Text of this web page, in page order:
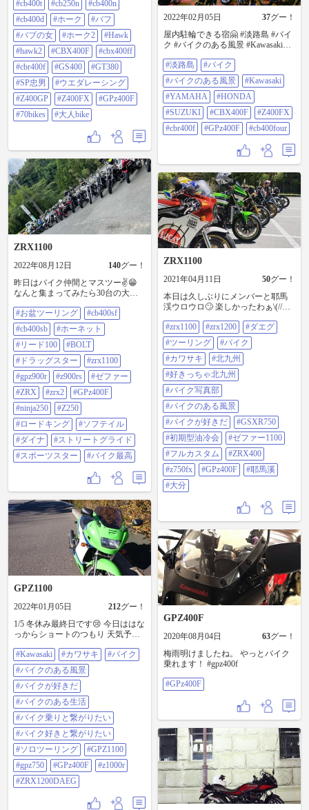
#beetracing #当時物 #旧車 #cb250t
#cb400t #cb250n #cb400n #cb400d #ホ
ーク #バブ #バブの女 #ホーク2
#hawk #hawk2 #cbx400f #cbx400ff
#cbr400f #gs400 #gt380 #sp忠男 #ウ
エダレーシング #z400gp #z400fx
#gpz400f #70bikes #大人bike
#cb400t #cb250n
#cb400n
#cb400d
#ホーク
#バフ
#バブの女
#ホーク2
#Hawk
#hawk2
#CBX400F
#cbx400ff
#cbr400f
#GS400
#GT380
#SP忠男
#ウエダレーシング
#Z400GP
#Z400FX
#GPz400F
#70bikes
#大人bike
ZRX1100
2022年08月12日 140グー！
昨日はバイク仲間とマスツー✌️😁
なんと集まってみたら30台の大部
と圧巻でした😆 色んなバイクをじ
っくり眺められて大満足🤤 #お盆ツ
ーリング#CB400SF#CB400SB#ホー
ネット#リード100#BOLT#ドラッグ
スター
#ZRX1100#GPZ900R#Z900RS#ゼフ
ァー
x#ZRX#ZRX2#GPz400F#ninja250#Z2
50#ロードキング#ソフテイル#ダイ
ナ#ストリートグライド#スポーツ
スター#バイク最高
#お盆ツーリング
#cb400sf
#cb400sb
#ホーネット
#リード100
#BOLT
#ドラッグスター
#zrx1100
#gpz900r
#z900rs
#ゼファー
#ZRX
#zrx2
#GPz400F
#ninja250
#Z250
#ロードキング
#ソフテイル
#ダイナ
#ストリートグライド
#スポーツスター
#バイク最高
2022年02月05日 37グー！
屋内駐輪できる宿🤗 #淡路島 #バイ
ク #バイクのある風景 #Kawasaki
#CBX400F #Z400FX #cbr400f
#GPz400F #cb400four
#淡路島
#バイク
#バイクのある風景
#Kawasaki
#YAMAHA
#HONDA
#SUZUKI
#CBX400F
#Z400FX
#cbr400f
#GPz400F #cb400four
GPZ1100
2022年01月05日 212グー！
1/5 冬休み最終日です😢 今日ははな
っからショートのつもり 天気予報
タック→半原→宮ヶ瀬→キタック
最近お気に入りの半原経由からの
宮ヶ瀬 道中オギノパンの前を横切
るのですが 駐輪場のバイクの多さ
で宮ヶ瀬の駐車場の 混み具合がわ
かってきたような気がします🤨 今
日はもちのろんガラガラ😏 ってな
わけで宮ヶ瀬もガラガラ😁 宮ヶ瀬
では空冷GPzにお乗りの顔見知りさ
んに お声掛け頂き僭越ながらバイ
ク並べで📸 前日と違ってご満悦で
キタックです🏡 #Kawasaki #カワサ
キ #バイク #バイクのある風景 #バ
イクが好きだ #バイクのある生活 #
バイク乗りと繋がりたい #バイク好
#Kawasaki #カワサキ
#バイク
#バイクのある風景
#バイクが好きだ
#バイクのある生活
#バイク乗りと繋がりたい
#バイク好きと繋がりたい
#ソロツーリング
#GPZ1100
#gpz750
#GPz400F
#z1000r
#ZRX1200DAEG
ZRX1100
2021年04月11日 50グー！
本日は久しぶりにメンバーと耶馬
渓ウロウロ🙄 楽しかったわぁ\(//
リング#バイク#カワサキ#北九州#
好きっちゃ北九州#バイク写真部#
バイクのある風景#バイクが好きだ
#GSXR750＃初期型油冷会#ゼファ
ー1100#フルカスタム
#zrx400#z750fx#gpz400f#耶馬溪#大
分
#zrx1100 #zrx1200
#ダエグ
#ツーリング
#バイク
#カワサキ
#北九州
#好きっちゃ北九州
#バイク写真部
#バイクのある風景
#バイクが好きだ
#GSXR750
#初期型油冷会
#ゼファー1100
#フルカスタム
#ZRX400
#z750fx
#GPz400F
#耶馬溪
#大分
GPZ400F
2020年08月04日 63グー！
梅雨明けましたね。 やっとバイク
乗れます！ #gpz400f
#GPz400F